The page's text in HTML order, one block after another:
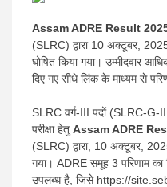
Assam ADRE Result
(SLRC) द्वारा 10 अक्टूबर,
घोषित किया गया। उम्मीदवार
दिए गए सीधे लिंक के माध्यम से
SLRC वर्ग-III पदों (SLRC-G-
परीक्षा हेतु Assam ADRE
(SLRC) द्वारा, 10 अक्टूबर,
गया। ADRE समूह 3 परिणाम
उपलब्ध है, जिसे https://